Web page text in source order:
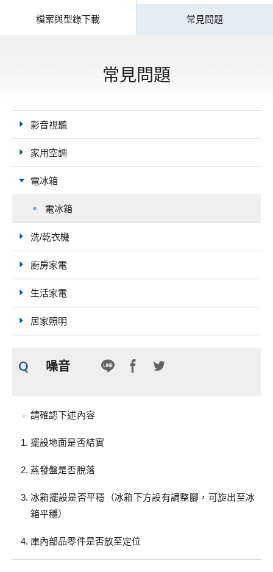
檔案與型錄下載 常見問題
常見問題
影音視聽
家用空調
電冰箱
電冰箱
洗/乾衣機
廚房家電
生活家電
居家照明
Q 噪音
請確認下述內容
擺設地面是否結實
蒸發盤是否脫落
冰箱擺設是否平穩（冰箱下方設有調整腳，可旋出至冰
箱平穩）
庫內部品零件是否放至定位